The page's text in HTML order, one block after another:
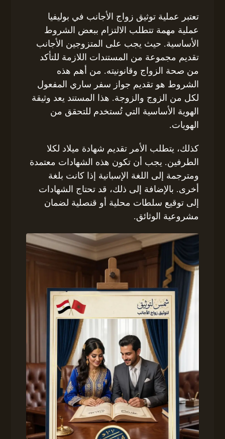
تعتبر عملية توثيق زواج الأجانب في بوليفيا
عملية مهمة تتطلب الالتزام ببعض الشروط
الأساسية. حيث يجب على المتزوجين الأجانب
تقديم مجموعة من المستندات اللازمة للتأكد
من صحة الزواج وقانونيته. من أهم هذه
الشروط هو تقديم جواز سفر ساري المفعول
لكل من الزوج والزوجة. هذا المستند يعد وثيقة
الهوية الأساسية التي تُستخدم للتحقق من
الهويات.
كذلك، يتطلب الأمر تقديم شهادة ميلاد لكلا
الطرفين. يجب أن تكون هذه الشهادات معتمدة
ومترجمة إلى اللغة الإسبانية إذا كانت بلغة
أخرى. بالإضافة إلى ذلك، قد تحتاج الشهادات
إلى توقيع سلطات محلية أو قنصلية لضمان
مشروعية الوثائق.